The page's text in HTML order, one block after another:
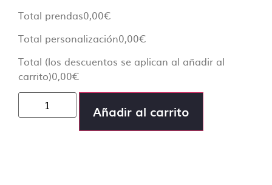
Total prendas0,00€
Total personalización0,00€
Total (los descuentos se aplican al añadir al
carrito)0,00€
Añadir al carrito